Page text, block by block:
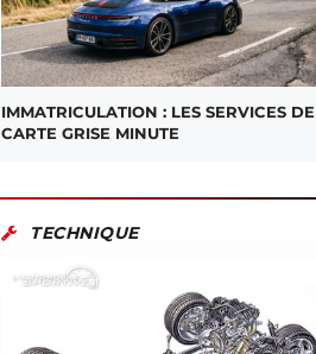
IMMATRICULATION : LES SERVICES DE
CARTE GRISE MINUTE
TECHNIQUE